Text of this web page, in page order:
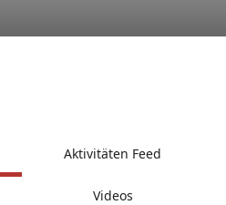
Aktivitäten Feed
Videos